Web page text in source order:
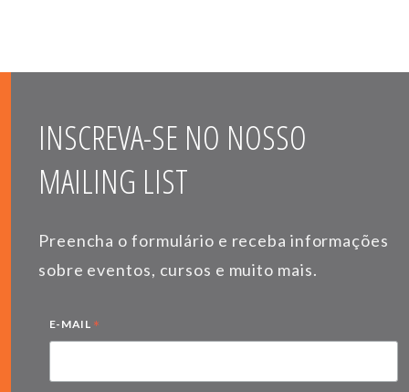
INSCREVA-SE NO NOSSO
MAILING LIST
Preencha o formulário e receba informações
sobre eventos, cursos e muito mais.
E-MAIL *